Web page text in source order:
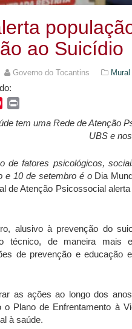
ao Suicídio
Governo do Tocantins Mural
Pinterest
tem uma Rede de Atenção
UBS e
de fatores psicológicos,
e 10 de setembro é o Dia
de Atenção Psicossocial
alusivo à prevenção do
técnico, de maneira
de prevenção e educação
as ações ao longo dos
o Plano de Enfrentamento à
à saúde.